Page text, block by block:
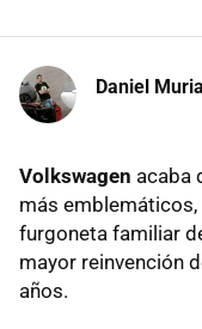
Daniel
Volkswagen acaba
más
furgoneta familiar
mayor reinvención
años.